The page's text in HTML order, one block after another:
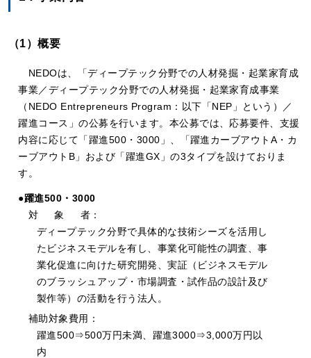
（1）概要
NEDOは、「ディープテック分野での人材発掘・起業家育成
事業／ディープテック分野での人材発掘・起業家育成事業
（NEDO Entrepreneurs Program：以下「NEP」という）／
躍進コース」の公募を行います。本公募では、応募要件、支援
内容に応じて「躍進500・3000」、「躍進カーブアウトA・カ
ーブアウトB」および「躍進GX」の3タイプを設けておりま
す。
●躍進500・3000
対
象
者：
ディープテック分野で具体的な技術シーズを活用し
たビジネスモデルを有し、事業化可能性の調査、事
業化促進に向けた研究開発、実証（ビジネスモデル
のブラッシュアップ・市場調査・試作品の設計及び
製作等）の活動を行う法人。
補助対象費用：
躍進500⇒500万円未満、躍進3000⇒3,000万円以
内